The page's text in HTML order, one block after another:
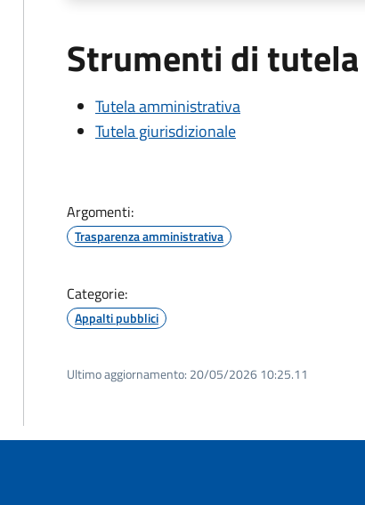
Strumenti di tutela
Tutela amministrativa
Tutela giurisdizionale
Argomenti:
Trasparenza amministrativa
Categorie:
Appalti pubblici
Ultimo aggiornamento: 20/05/2026 10:25.11